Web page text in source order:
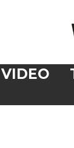
VIDEO